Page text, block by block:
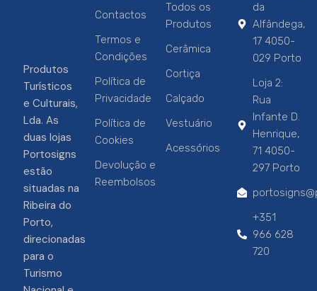
Produtos
Turísticos
e Culturais,
Lda. As
duas lojas
Portosigns
estão
situadas na
Ribeira do
Porto,
direcionadas
para o
Turismo
Contactos
Termos e
Condições
Política de
Privacidade
Política de
Cookies
Devolução e
Reembolsos
Todos os
Produtos
Cerâmica
Cortiça
Calçado
Vestuário
Acessórios
da
Alfândega,
17 4050-
029 Porto
Loja 2:
Rua
Infante D.
Henrique,
71 4050-
297 Porto
+351
966 628
720